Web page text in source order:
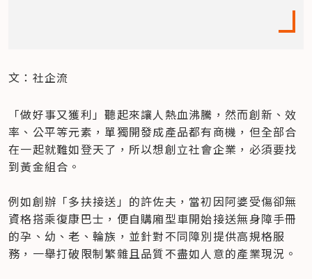
文：社企流
「做好事又獲利」聽起來讓人熱血沸騰，然而創新、效
率、公平等元素，單獨開發成產品都有商機，但全部合
在一起就難如登天了，所以想創立社會企業，必須要找
到黃金組合。
例如創辦「多扶接送」的許佐夫，當初因阿婆受傷卻無
資格搭乘復康巴士，便自購廂型車開始接送無身障手冊
的孕、幼、老、輪族，並針對不同障別提供高規格服
務，一舉打破限制繁雜且品質不盡如人意的產業現況。